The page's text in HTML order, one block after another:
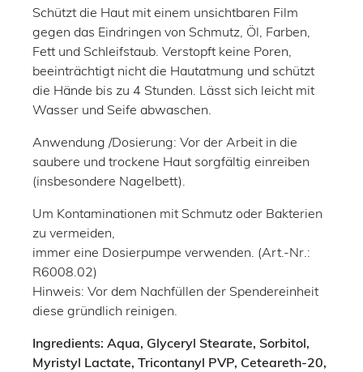
Schützt die Haut mit einem unsichtbaren Film
gegen das Eindringen von Schmutz, Öl, Farben,
Fett und Schleifstaub. Verstopft keine Poren,
beeinträchtigt nicht die Hautatmung und schützt
die Hände bis zu 4 Stunden. Lässt sich leicht mit
Wasser und Seife abwaschen.
Anwendung /Dosierung: Vor der Arbeit in die
saubere und trockene Haut sorgfältig einreiben
(insbesondere Nagelbett).
Um Kontaminationen mit Schmutz oder Bakterien
zu vermeiden,
immer eine Dosierpumpe verwenden. (Art.-Nr.:
R6008.02)
Hinweis: Vor dem Nachfüllen der Spendereinheit
diese gründlich reinigen.
Ingredients: Aqua, Glyceryl Stearate, Sorbitol,
Myristyl Lactate, Tricontanyl PVP, Ceteareth-20,